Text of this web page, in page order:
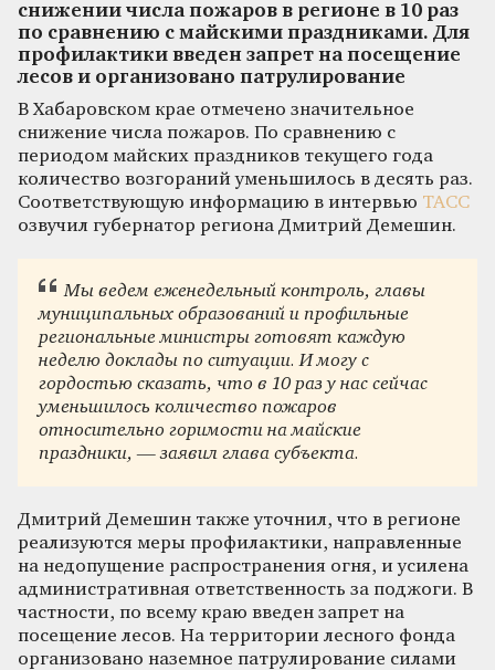
снижении числа пожаров в регионе в 10 раз
по сравнению с майскими праздниками. Для
профилактики введен запрет на посещение
лесов и организовано патрулирование
В Хабаровском крае отмечено значительное
снижение числа пожаров. По сравнению с
периодом майских праздников текущего года
количество возгораний уменьшилось в десять раз.
Соответствующую информацию в интервью ТАСС
озвучил губернатор региона Дмитрий Демешин.
Мы ведем еженедельный контроль, главы
муниципальных образований и профильные
региональные министры готовят каждую
неделю доклады по ситуации. И могу с
гордостью сказать, что в 10 раз у нас сейчас
уменьшилось количество пожаров
относительно горимости на майские
праздники, — заявил глава субъекта.
Дмитрий Демешин также уточнил, что в регионе
реализуются меры профилактики, направленные
на недопущение распространения огня, и усилена
административная ответственность за поджоги. В
частности, по всему краю введен запрет на
посещение лесов. На территории лесного фонда
организовано наземное патрулирование силами